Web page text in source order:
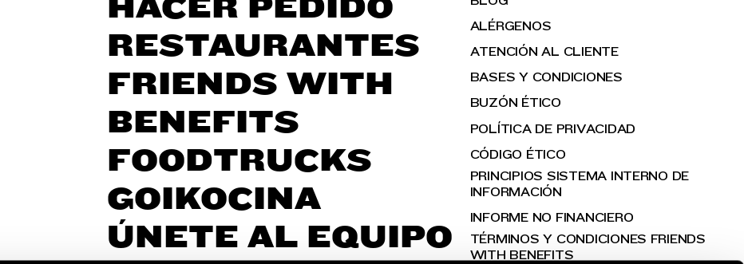
RESTAURANTES
FRIENDS WITH
BENEFITS
FOODTRUCKS
GOIKOCINA
ÚNETE AL EQUIPO
ALÉRGENOS
ATENCIÓN AL CLIENTE
BASES Y CONDICIONES
BUZÓN ÉTICO
POLÍTICA DE PRIVACIDAD
CÓDIGO ÉTICO
PRINCIPIOS SISTEMA INTERNO DE
INFORMACIÓN
INFORME NO FINANCIERO
TÉRMINOS Y CONDICIONES FRIENDS
WITH BENEFITS